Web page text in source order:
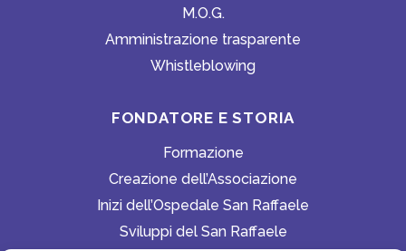
M.O.G.
Amministrazione trasparente
Whistleblowing
FONDATORE E STORIA
Formazione
Creazione dell’Associazione
Inizi dell’Ospedale San Raffaele
Sviluppi del San Raffaele